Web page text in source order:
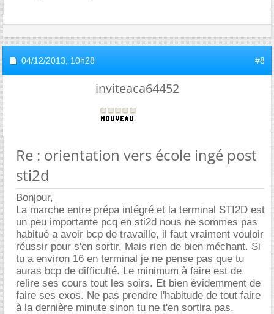
04/12/2013, 10h28 #8
inviteaca64452
Re : orientation vers école ingé post
sti2d
Bonjour,
La marche entre prépa intégré et la terminal STI2D est
un peu importante pcq en sti2d nous ne sommes pas
habitué a avoir bcp de travaille, il faut vraiment vouloir
réussir pour s'en sortir. Mais rien de bien méchant. Si
tu a environ 16 en terminal je ne pense pas que tu
auras bcp de difficulté. Le minimum à faire est de
relire ses cours tout les soirs. Et bien évidemment de
faire ses exos. Ne pas prendre l'habitude de tout faire
à la dernière minute sinon tu ne t'en sortira pas.